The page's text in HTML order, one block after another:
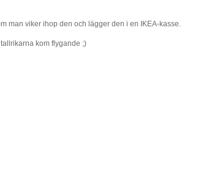
man viker ihop den och lägger den i en IKEA-kasse.
kom flygande ;)